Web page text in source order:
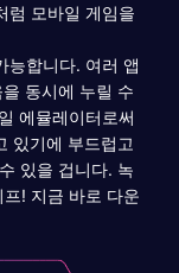
럼 모바일 게임을
능합니다. 여러 앱
동시에 누릴 수
에뮬레이터로써
있기에 부드럽고
있을 겁니다. 녹
! 지금 바로 다운